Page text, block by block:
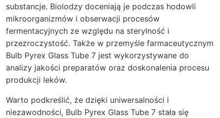
substancje. Biolodzy doceniają je podczas hodowli
mikroorganizmów i obserwacji procesów
fermentacyjnych ze względu na sterylność i
przezroczystość. Także w przemyśle farmaceutycznym
Bulb Pyrex Glass Tube 7 jest wykorzystywane do
analizy jakości preparatów oraz doskonalenia procesu
produkcji leków.
Warto podkreślić, że dzięki uniwersalności i
niezawodności, Bulb Pyrex Glass Tube 7 stała się